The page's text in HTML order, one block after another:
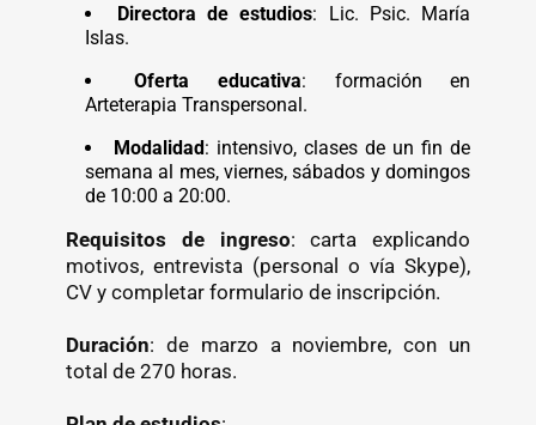
Directora de estudios: Lic. Psic. María
Islas.
Oferta educativa: formación en
Arteterapia Transpersonal.
Modalidad: intensivo, clases de un fin de
semana al mes, viernes, sábados y domingos
de 10:00 a 20:00.
Requisitos de ingreso: carta explicando
motivos, entrevista (personal o vía Skype),
CV y completar formulario de inscripción.
Duración: de marzo a noviembre, con un
total de 270 horas.